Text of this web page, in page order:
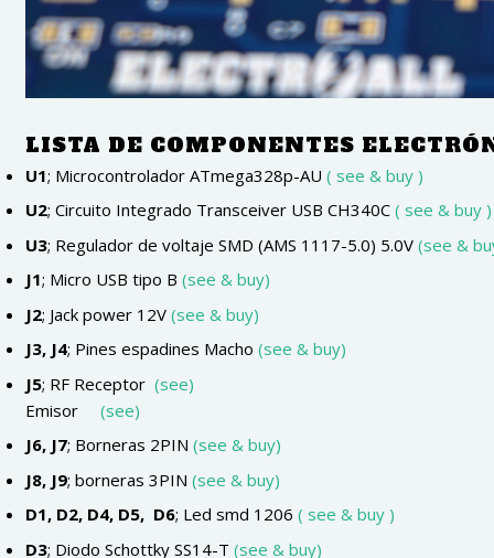
LISTA DE COMPONENTES
U1; Microcontrolador ATmega328p-AU ( see & buy )
U2; Circuito Integrado Transceiver USB CH340C ( see & buy )
U3; Regulador de voltaje SMD (AMS 1117-5.0) 5.0V (see &
J1; Micro USB tipo B (see & buy)
J2; Jack power 12V (see & buy)
J3, J4; Pines espadines Macho (see & buy)
J5; RF Receptor (see)
Emisor
(see)
J6, J7; Borneras 2PIN (see & buy)
J8, J9; borneras 3PIN (see & buy)
D1, D2, D4, D5, D6; Led smd 1206 ( see & buy )
D3; Diodo Schottky SS14-T (see & buy)